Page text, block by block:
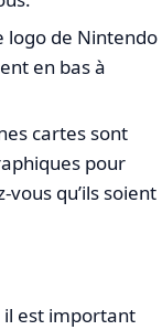
logo de Nintendo
en bas à
cartes sont
pour
qu’ils soient
il est important